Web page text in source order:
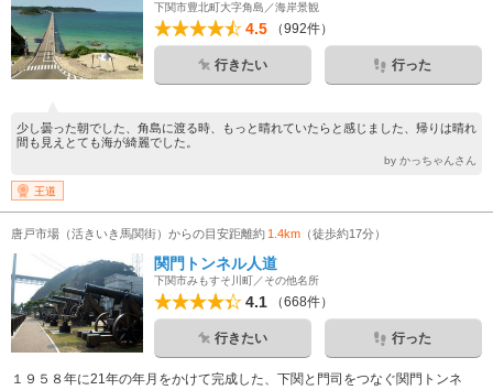
下関市豊北町大字角島／海岸景観
4.5 （992件）
行きたい 行った
少し曇った朝でした、角島に渡る時、もっと晴れていたらと感じました、帰りは晴れ
間も見えとても海が綺麗でした。
by かっちゃんさん
王道
唐戸市場（活きいき馬関街）からの目安距離約 1.4km （徒歩約17分）
関門トンネル人道
下関市みもすそ川町／その他名所
4.1 （668件）
行きたい 行った
１９５８年に21年の年月をかけて完成した、下関と門司をつなぐ関門トンネ